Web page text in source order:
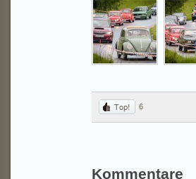
6
Kommentare